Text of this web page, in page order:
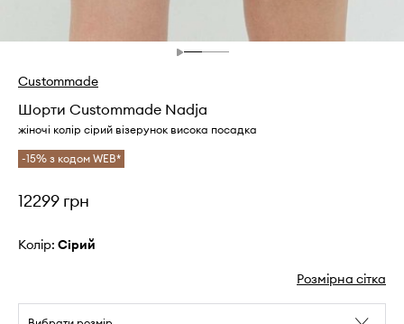
Custommade
Шорти Custommade Nadja
жіночі колір сірий візерунок висока посадка
-15% з кодом WEB*
12299 грн
Колір: сірий
Розмірна сітка